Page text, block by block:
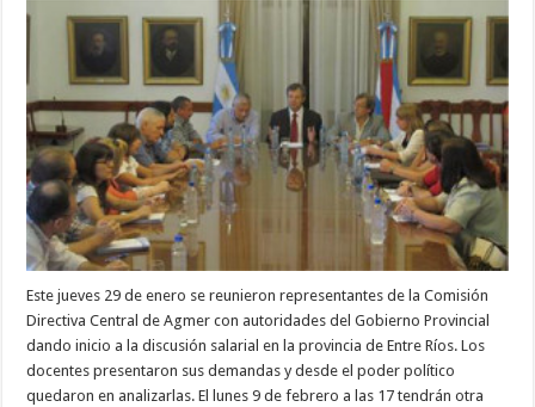
Este jueves 29 de enero se reunieron representantes de la Comisión
Directiva Central de Agmer con autoridades del Gobierno Provincial
dando inicio a la discusión salarial en la provincia de Entre Ríos. Los
docentes presentaron sus demandas y desde el poder político
quedaron en analizarlas. El lunes 9 de febrero a las 17 tendrán otra